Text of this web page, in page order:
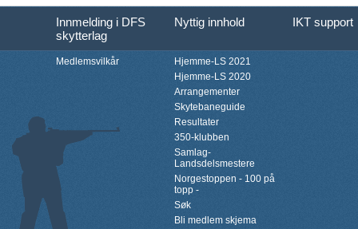
Innmelding i DFS
skytterlag
Nyttig innhold IKT support
Medlemsvilkår
Hjemme-LS 2021
Hjemme-LS 2020
Arrangementer
Skytebaneguide
Resultater
350-klubben
Samlag-
Landsdelsmestere
Norgestoppen - 100 på
topp -
Søk
Bli medlem skjema